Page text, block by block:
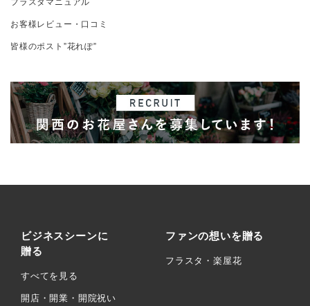
フラスタマニュアル
お客様レビュー・口コミ
皆様のポスト”花れぽ”
ビジネスシーンに
贈る
すべてを見る
開店・開業・開院祝い
ファンの想いを贈る
フラスタ・楽屋花